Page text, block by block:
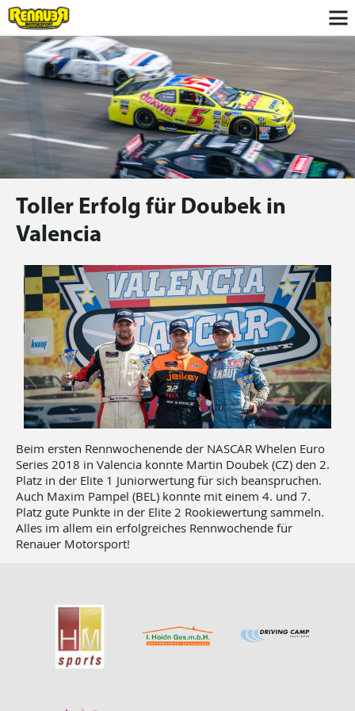
Toller Erfolg für Doubek in
Valencia
Beim ersten Rennwochenende der NASCAR Whelen Euro
Series 2018 in Valencia konnte Martin Doubek (CZ) den 2.
Platz in der Elite 1 Juniorwertung für sich beanspruchen.
Auch Maxim Pampel (BEL) konnte mit einem 4. und 7.
Platz gute Punkte in der Elite 2 Rookiewertung sammeln.
Alles im allem ein erfolgreiches Rennwochende für
Renauer Motorsport!